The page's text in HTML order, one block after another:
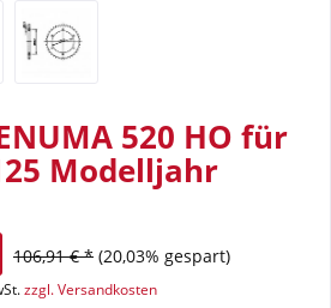
520 HO für
Modelljahr
106,91 € * (20,03% gespart)
zzgl. Versandkosten